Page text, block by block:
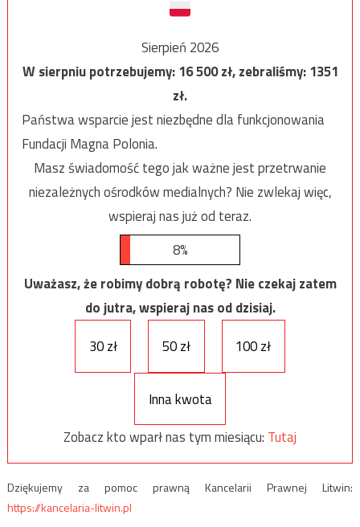
Sierpień 2026
W sierpniu potrzebujemy:16 500zł, zebraliśmy:1351
zł.
Państwa wsparcie jest niezbędne dla funkcjonowania
Fundacji Magna Polonia.
Masz świadomość tego jak ważne jest przetrwanie
niezależnych ośrodków medialnych? Nie zwlekaj więc,
wspieraj nas już od teraz.
8%
Uważasz, że robimy dobrą robotę? Nie czekaj zatem
do jutra, wspieraj nas od dzisiaj.
30 zł
50 zł 100 zł
Inna kwota
Zobacz kto wparł nas tym miesiącu: Tutaj
Dziękujemy za pomoc prawną Kancelarii Prawnej Litwin:
https://kancelaria-litwin.pl